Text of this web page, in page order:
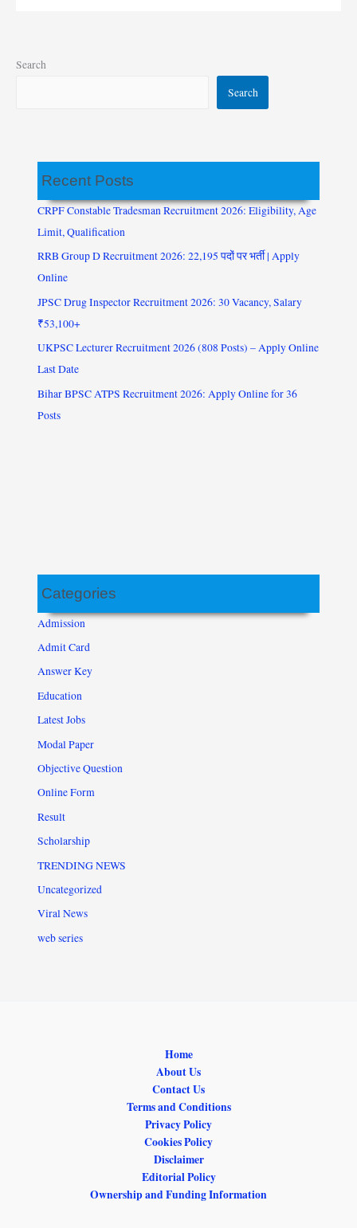
Search
Search
Recent Posts
CRPF Constable Tradesman Recruitment 2026: Eligibility, Age
Limit, Qualification
RRB Group D Recruitment 2026: 22,195 पदों पर भर्ती | Apply
Online
JPSC Drug Inspector Recruitment 2026: 30 Vacancy, Salary
₹53,100+
UKPSC Lecturer Recruitment 2026 (808 Posts) – Apply Online
Last Date
Bihar BPSC ATPS Recruitment 2026: Apply Online for 36
Posts
Categories
Admission
Admit Card
Answer Key
Education
Latest Jobs
Modal Paper
Objective Question
Online Form
Result
Scholarship
TRENDING NEWS
Uncategorized
Viral News
web series
Home
About Us
Contact Us
Terms and Conditions
Privacy Policy
Cookies Policy
Disclaimer
Editorial Policy
Ownership and Funding Information